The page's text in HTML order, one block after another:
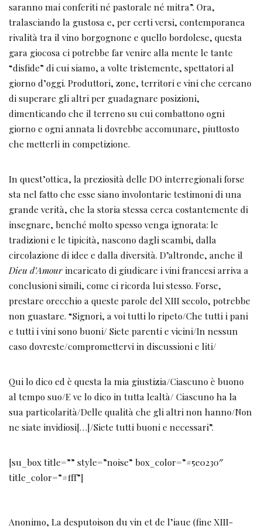
saranno mai conferiti né pastorale né mitra”. Ora,
tralasciando la gustosa e, per certi versi, contemporanea
rivalità tra il vino borgognone e quello bordolese, questa
gara giocosa ci potrebbe far venire alla mente le tante
“disfide” di cui siamo, a volte tristemente, spettatori al
giorno d’oggi. Produttori, zone, territori e vini che cercano
di superare gli altri per guadagnare posizioni,
dimenticando che il terreno su cui combattono ogni
giorno e ogni annata li dovrebbe accomunare, piuttosto
che metterli in competizione.
In quest’ottica, la preziosità delle DO interregionali forse
sta nel fatto che esse siano involontarie testimoni di una
grande verità, che la storia stessa cerca costantemente di
insegnare, benché molto spesso venga ignorata: le
tradizioni e le tipicità, nascono dagli scambi, dalla
circolazione di idee e dalla diversità. D’altronde, anche il
Dieu d’Amour incaricato di giudicare i vini francesi arriva a
conclusioni simili, come ci ricorda lui stesso. Forse,
prestare orecchio a queste parole del XIII secolo, potrebbe
non guastare. “Signori, a voi tutti lo ripeto/Che tutti i pani
e tutti i vini sono buoni/ Siete parenti e vicini/In nessun
caso dovreste/compromettervi in discussioni e liti/
Qui lo dico ed è questa la mia giustizia/Ciascuno è buono
al tempo suo/E ve lo dico in tutta lealtà/ Ciascuno ha la
sua particolarità/Delle qualità che gli altri non hanno/Non
ne siate invidiosi[…]/Siete tutti buoni e necessari”.
[su_box title=”” style=”noise” box_color=”#5e0230″
title_color=”#fff”]
Anonimo, La desputoison du vin et de l’iaue (fine XIII-